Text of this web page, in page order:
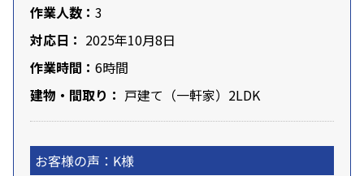
作業人数： 3
対応日： 2025年10月8日
作業時間： 6時間
建物・間取り： 戸建て（一軒家）2LDK
お客様の声：K様